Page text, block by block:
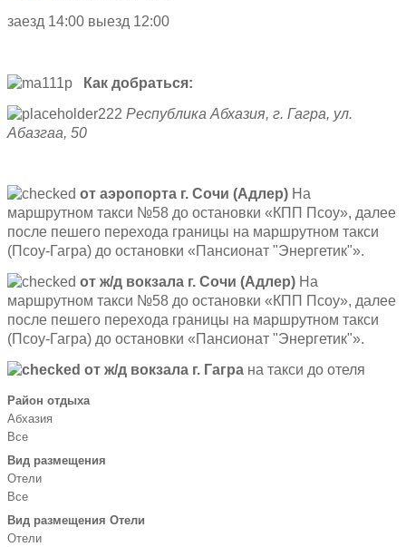
заезд 14:00 выезд 12:00
Как добраться:
Республика Абхазия, г. Гагра, ул.
Абазгаа, 50
от аэропорта г. Сочи (Адлер) На
маршрутном такси №58 до остановки «КПП Псоу», далее
после пешего перехода границы на маршрутном такси
(Псоу-Гагра) до остановки «Пансионат "Энергетик"».
от ж/д вокзала г. Сочи (Адлер) На
маршрутном такси №58 до остановки «КПП Псоу», далее
после пешего перехода границы на маршрутном такси
(Псоу-Гагра) до остановки «Пансионат "Энергетик"».
от ж/д вокзала г. Гагра на такси до отеля
Район отдыха
Абхазия
Все
Вид размещения
Отели
Все
Вид размещения Отели
Отели